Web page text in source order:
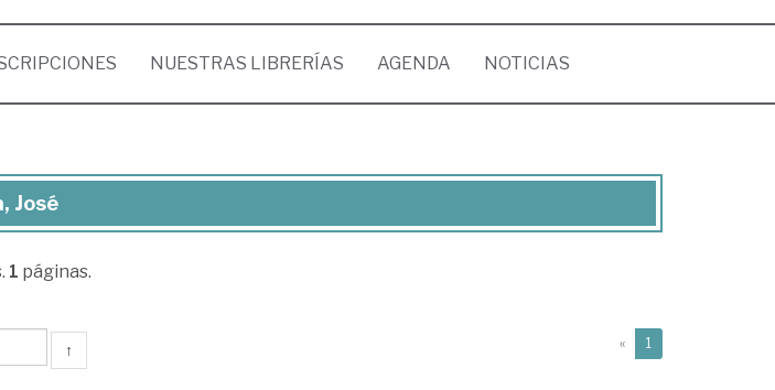
NUESTRAS LIBRERÍAS AGENDA NOTICIAS
José
1 páginas.
↑ « 1